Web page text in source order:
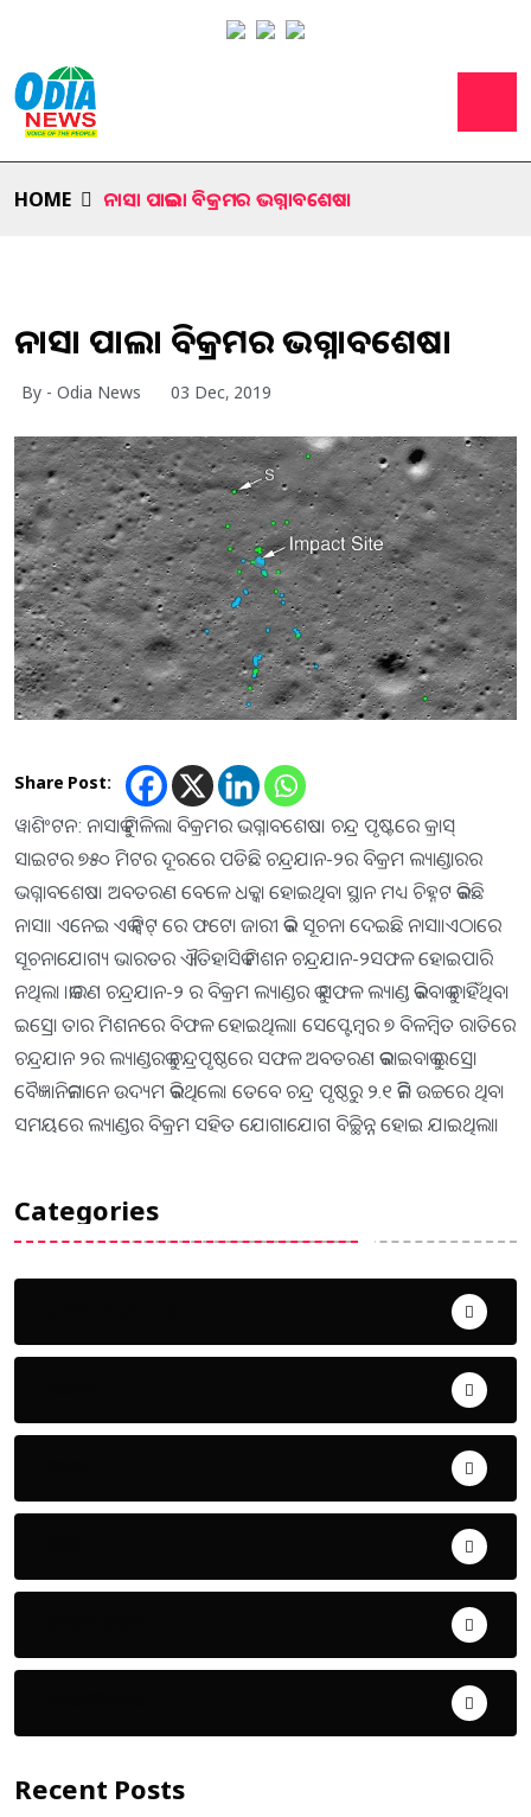
HOME ନାସା ପାଇଲା ବିକ୍ରମର ଭଗ୍ନାବଶେଷ।
ନାସା ପାଇଲା ବିକ୍ରମର ଭଗ୍ନାବଶେଷ।
By - Odia News 03 Dec, 2019
Share Post:
ୱାଶିଂଟନ: ନାସାକୁ ମିଳିଲା ବିକ୍ରମର ଭଗ୍ନାବଶେଷ। ଚନ୍ଦ୍ର ପୃଷ୍ଟରେ କ୍ରାସ୍
ସାଇଟର ୭୫୦ ମିଟର ଦୂରରେ ପଡିଛି ଚନ୍ଦ୍ରଯାନ-୨ର ବିକ୍ରମ ଲ୍ୟାଣ୍ଡାରର
ଭଗ୍ନାବଶେଷ। ଅବତରଣ ବେଳେ ଧକ୍କା ହୋଇଥିବା ସ୍ଥାନ ମଧ୍ୟ ଚିହ୍ନଟ କରିଛି
ନାସା। ଏନେଇ ଏକ ଟ୍ବିଟ୍ ରେ ଫଟୋ ଜାରୀ କରି ସୂଚନା ଦେଇଛି ନାସା।ଏଠାରେ
ସୂଚନାଯୋଗ୍ୟ ଭାରତର ଐତିହାସିକ ମିଶନ ଚନ୍ଦ୍ରଯାନ-୨ସଫଳ ହୋଇପାରି
ନଥିଲା ।କାରଣ ଚନ୍ଦ୍ରଯାନ-୨ ର ବିକ୍ରମ ଲ୍ୟାଣ୍ଡର କୁ ସଫଳ ଲ୍ୟାଣ୍ଡ କରିବାକୁ ଚାହିଁଥିବା
ଇସ୍ରୋ ତାର ମିଶନରେ ବିଫଳ ହୋଇଥିଲା। ସେପ୍ଟେମ୍ବର ୭ ବିଳମ୍ବିତ ରାତିରେ
ଚନ୍ଦ୍ରଯାନ ୨ର ଲ୍ୟାଣ୍ଡରକୁ ଚନ୍ଦ୍ରପୃଷ୍ଠରେ ସଫଳ ଅବତରଣ କରାଇବାକୁ ଇସ୍ରୋ
ବୈଜ୍ଞାନିକମାନେ ଉଦ୍ୟମ କରିଥିଲେ। ତେବେ ଚନ୍ଦ୍ର ପୃଷ୍ଠରୁ ୨.୧ କିମି ଉଚ୍ଚରେ ଥିବା
ସମୟରେ ଲ୍ୟାଣ୍ଡର ବିକ୍ରମ ସହିତ ଯୋଗାଯୋଗ ବିଚ୍ଛିନ୍ନ ହୋଇ ଯାଇଥିଲା।
Categories
Recent Posts